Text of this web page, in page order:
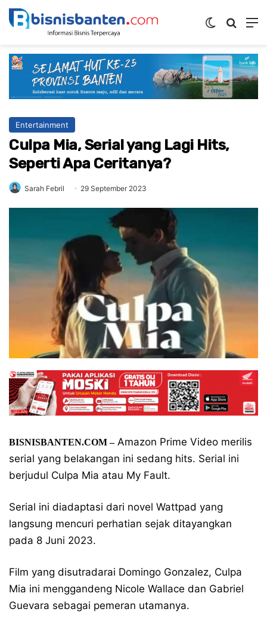
Switch skin
Entertainment
Culpa Mia, Serial yang Lagi Hits,
Seperti Apa Ceritanya?
Sarah Febril 29 September 2023
BISNISBANTEN.COM –Amazon Prime Video merilis
serial yang belakangan ini sedang hits. Serial ini
berjudul Culpa Mia atau My Fault.
Serial ini diadaptasi dari novel Wattpad yang
langsung mencuri perhatian sejak ditayangkan
pada 8 Juni 2023.
Film yang disutradarai Domingo Gonzalez, Culpa
Mia ini menggandeng Nicole Wallace dan Gabriel
Guevara sebagai pemeran utamanya.